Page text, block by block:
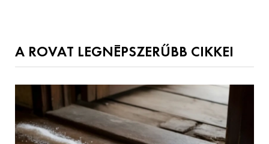
A ROVAT LEGNÉPSZERŰBB CIKKEI